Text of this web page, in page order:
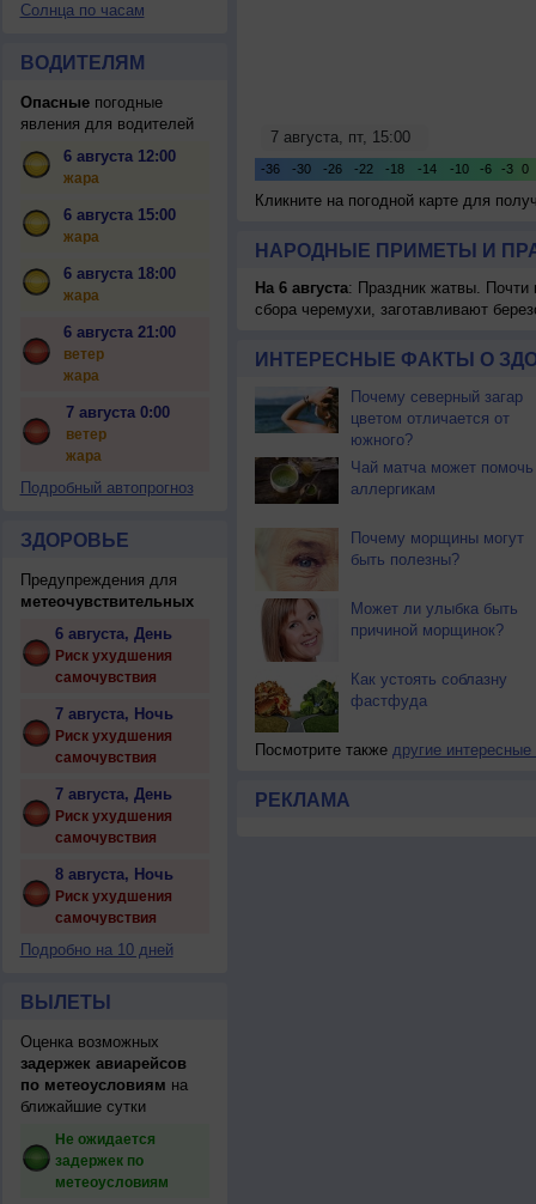
Солнца по часам
ВОДИТЕЛЯМ
Опасныепогодные
явления для водителей
6 августа 12:00
жара
6 августа 15:00
жара
6 августа 18:00
жара
6 августа 21:00
ветер
жара
7 августа 0:00
ветер
жара
Подробный автопрогноз
ЗДОРОВЬЕ
Предупреждения для
метеочувствительных
6 августа, День
Риск ухудшения
самочувствия
7 августа, Ночь
Риск ухудшения
самочувствия
7 августа, День
Риск ухудшения
самочувствия
8 августа, Ночь
Риск ухудшения
самочувствия
Подробно на 10 дней
ВЫЛЕТЫ
Оценка возможных
задержек авиарейсов
по метеоусловиям на
ближайшие сутки
Не ожидается
задержек по
метеоусловиям
Кликните на погодной карте для
НАРОДНЫЕ ПРИМЕТЫ И
На 6 августа: Праздник жатвы. Почти
сбора черемухи, заготавливают
ИНТЕРЕСНЫЕ ФАКТЫ О
Почему северный загар
цветом отличается от
южного?
Чай матча может помочь
аллергикам
Почему морщины могут
быть полезны?
Может ли улыбка быть
причиной морщинок?
Как устоять соблазну
фастфуда
Посмотрите также другие интересные
РЕКЛАМА